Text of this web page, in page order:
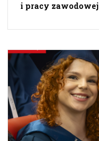
i pracy zawodowej